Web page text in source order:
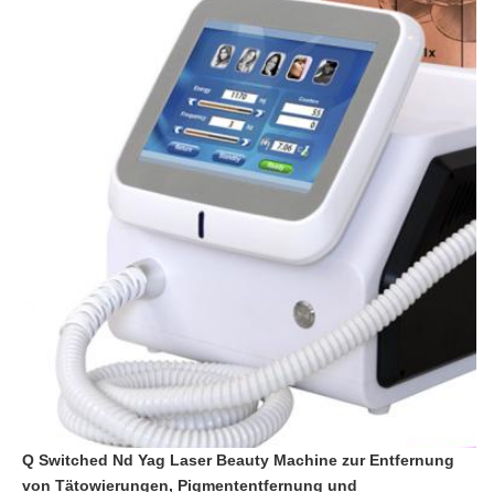
Q Switched Nd Yag Laser Beauty Machine zur Entfernung
von Tätowierungen, Pigmententfernung und